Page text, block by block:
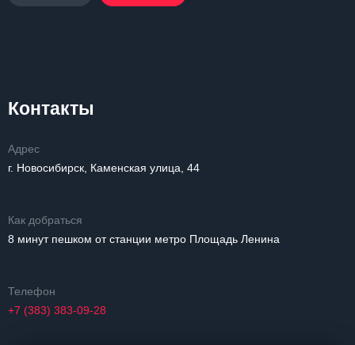
Контакты
Адрес
г. Новосибирск, Каменская улица, 44
Как добраться
8 минут пешком от станции метро Площадь Ленина
Телефон
+7 (383) 383-09-28